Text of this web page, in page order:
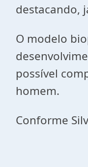
destacando,
O modelo
possível
homem.
Conforme